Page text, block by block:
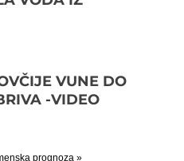
VUNE DO
-VIDEO